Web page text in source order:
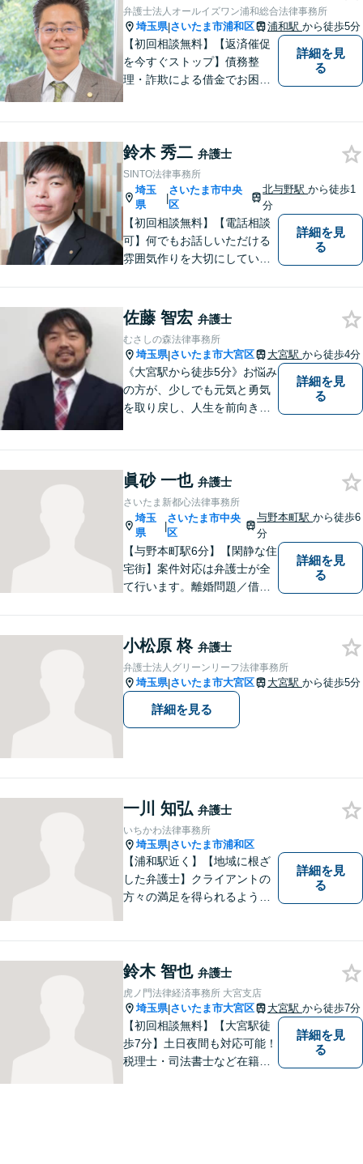
弁護士法人オールイズワン浦和総合法律事務所
埼玉県|さいたま市浦和区 浦和駅 から徒歩5分
【初回相談無料】【返済催促
を今すぐストップ】債務整
理・詐欺による借金でお困り
駅5分】【プライバシー配慮】
【平日22時・土日祝20時ま
で】【弁護士歴10年以上】
詳細を見
る
鈴木 秀二 弁護士
SINTO法律事務所
埼玉
県
|
さいたま市中央
区
北与野駅から徒歩1
分
【初回相談無料】【電話相談
可】何でもお話しいただける
雰囲気作りを大切にしていま
をお聞きになってからの判断
で構いませんので、トラブル
でお困りの方は一人で悩ま
ず、一度お気軽にご相談下さ
い。
詳細を見
る
佐藤 智宏 弁護士
むさしの森法律事務所
埼玉県|さいたま市大宮区 大宮駅 から徒歩4分
《大宮駅から徒歩5分》お悩み
の方が、少しでも元気と勇気
を取り戻し、人生を前向きに
詳細を見
る
眞砂 一也 弁護士
さいたま新都心法律事務所
埼玉
県
|
さいたま市中央
区
与野本町駅から徒歩6
分
【与野本町駅6分】【閑静な住
宅街】案件対応は弁護士が全
て行います。離婚問題／借
速かつ丁寧な対応を心がけて
おりますので、お気軽にご相
談ください。【弁護士歴10年
以上】【初回相談30分無料】
詳細を見
る
小松原 柊 弁護士
弁護士法人グリーンリーフ法律事務所
埼玉県|さいたま市大宮区 大宮駅 から徒歩5分
詳細を見る
一川 知弘 弁護士
いちかわ法律事務所
埼玉県|さいたま市浦和区
【浦和駅近く】【地域に根ざ
した弁護士】クライアントの
方々の満足を得られるよう最
応可能。【明確な料金体系】
法律トラブルでお悩みの方
は、どうぞお気軽にご相談く
ださい。
詳細を見
る
鈴木 智也 弁護士
虎ノ門法律経済事務所 大宮支店
埼玉県|さいたま市大宮区 大宮駅 から徒歩7分
【初回相談無料】【大宮駅徒
歩7分】土日夜間も対応可能！
税理士・司法書士など在籍で
詳細を見
る